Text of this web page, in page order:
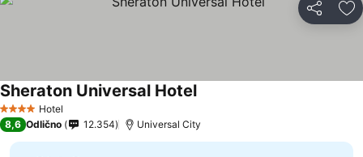
Deli
4 ZvezdiceHotel
Sheraton Universal HotelPogledaj cene
8,6 Odlično 12.354 Universal City